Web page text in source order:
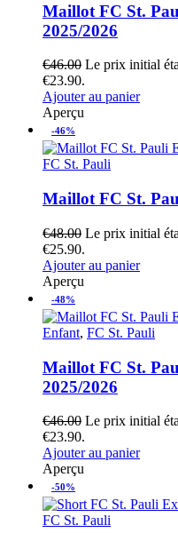
Maillot FC St.
2025/2026
€46.00 Le prix initial
€23.90.
Ajouter au panier
Aperçu
-46%
FC St. Pauli
Maillot FC St.
€48.00 Le prix initial
€25.90.
Ajouter au panier
Aperçu
-48%
Enfant, FC St. Pauli
Maillot FC St.
2025/2026
€46.00 Le prix initial
€23.90.
Ajouter au panier
Aperçu
-50%
FC St. Pauli